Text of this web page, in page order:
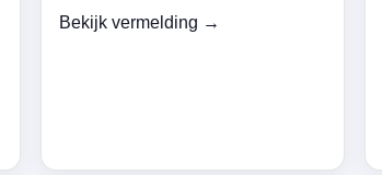
Bekijk vermelding →